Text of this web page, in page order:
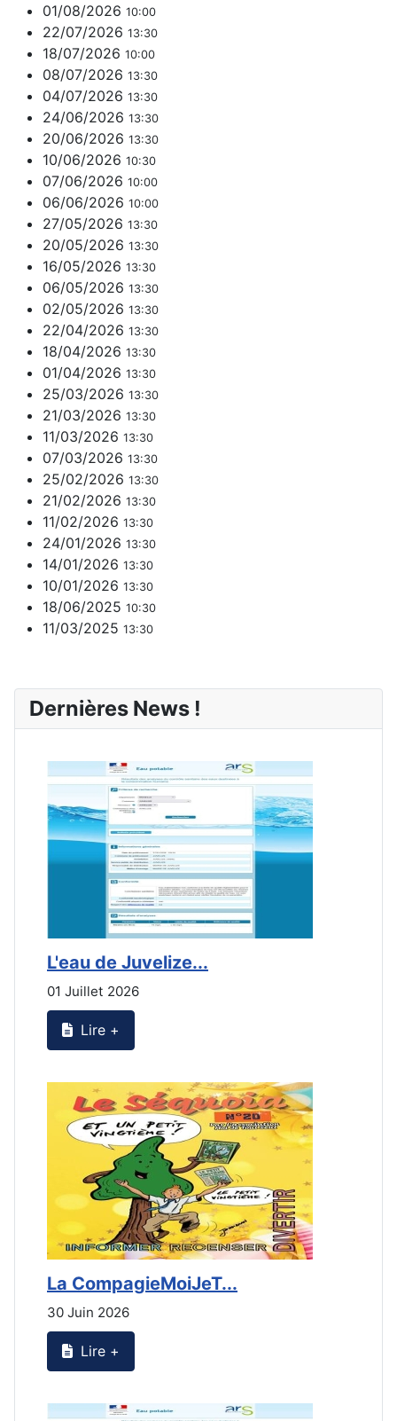
01/08/2026 10:00
22/07/2026 13:30
18/07/2026 10:00
08/07/2026 13:30
04/07/2026 13:30
24/06/2026 13:30
20/06/2026 13:30
10/06/2026 10:30
07/06/2026 10:00
06/06/2026 10:00
27/05/2026 13:30
20/05/2026 13:30
16/05/2026 13:30
06/05/2026 13:30
02/05/2026 13:30
22/04/2026 13:30
18/04/2026 13:30
01/04/2026 13:30
25/03/2026 13:30
21/03/2026 13:30
11/03/2026 13:30
07/03/2026 13:30
25/02/2026 13:30
21/02/2026 13:30
11/02/2026 13:30
24/01/2026 13:30
14/01/2026 13:30
10/01/2026 13:30
18/06/2025 10:30
11/03/2025 13:30
Dernières News !
L'eau de Juvelize...
01 Juillet 2026
Lire +
La CompagieMoiJeT...
30 Juin 2026
Lire +